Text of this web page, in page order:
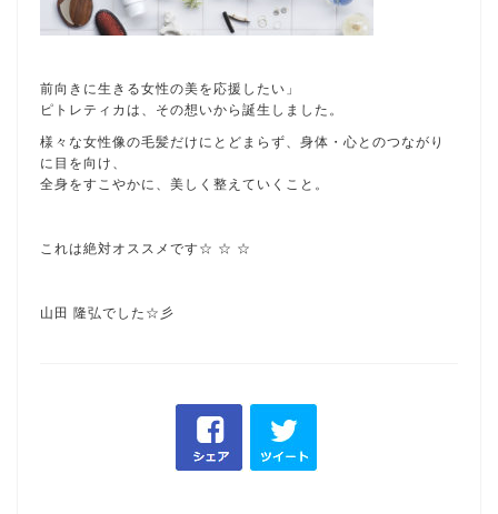
前向きに生きる女性の美を応援したい」
ピトレティカは、その想いから誕生しました。
様々な女性像の毛髪だけにとどまらず、身体・心とのつながり
に目を向け、
全身をすこやかに、美しく整えていくこと。
これは絶対オススメです☆ ☆ ☆
山田 隆弘でした☆彡